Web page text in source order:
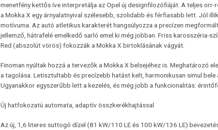
menetfény kettős íve interpretálja az Opel új designfilozófiáját. A teljes
a Mokka X egy árnyalatnyival szélesebb, szolidabb és férfiasabb lett. Jól
motívuma. Az autó atletikus karakterét hangsúlyozza a precízen
jellemző, hátrafelé emelkedő sarló emel ki még jobban. Friss karosszéria-
Red (abszolút vörös) fokozzák a Mokka X birtoklásának vágyát.
Finoman nyúltak hozzá a tervezők a Mokka X belsejéhez is. Meghatározó
a tagolása. Letisztultabb és precízebb hatást kelt, harmonikusan simul
Ugyanakkor egyszerűbb lett a kezelés, és még jobb a funkcionalitás:
Új hatfokozatú automata, adaptív összkerékhajtással
Az új, 1,6 literes suttogó dízel (81 kW/110 LE és 100 kW/136 LE)